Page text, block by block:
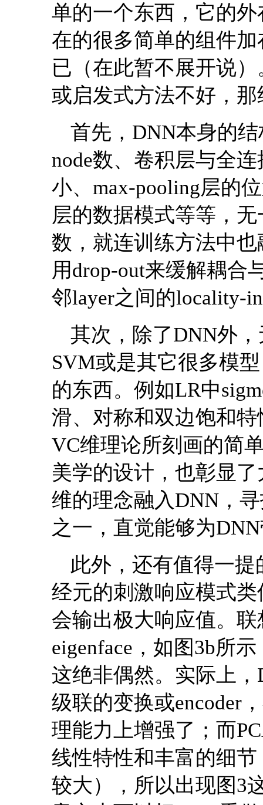
单的一个东西，它的
在的很多简单的组件
已（在此暂不展开说
或启发式方法不好，
首先，DNN本身的
node数、卷积层与全
小、max-pooling层的
层的数据模式等等，
数，就连训练方法中
用drop-out来缓解耦合
邻layer之间的locality-
其次，除了DNN外
SVM或是其它很多模
的东西。例如LR中
滑、对称和双边饱和
VC维理论所刻画的简
美学的设计，也彰显
维的理念融入DNN，
之一，直觉能够为
此外，还有值得一
经元的刺激响应模式
会输出极大响应值。
eigenface，如图3b所
这绝非偶然。实际上
级联的变换或encoder
理能力上增强了；而
线性特性和丰富的细
较大），所以出现图3